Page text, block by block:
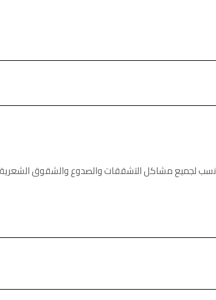
لجميع مشاكل التشققات والصدوع والشقوق